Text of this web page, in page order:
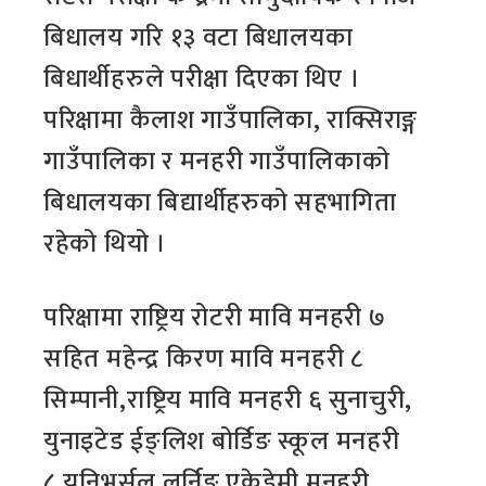
बिधालय गरि १३ वटा बिधालयका
बिधार्थीहरुले परीक्षा दिएका थिए ।
परिक्षामा कैलाश गाउँपालिका, राक्सिराङ्ग
गाउँपालिका र मनहरी गाउँपालिकाको
बिधालयका बिद्यार्थीहरुको सहभागिता
रहेको थियो ।
परिक्षामा राष्ट्रिय रोटरी मावि मनहरी ७
सहित महेन्द्र किरण मावि मनहरी ८
सिम्पानी,राष्ट्रिय मावि मनहरी ६ सुनाचुरी,
युनाइटेड ईङ्लिश बोर्डिङ स्कूल मनहरी